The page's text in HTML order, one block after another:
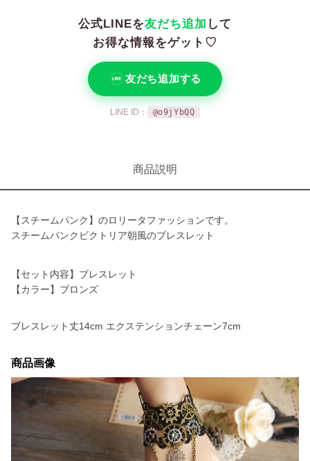
公式LINEを友だち追加 して
お得な情報をゲット♡
友だち追加する
LINE ID： @o9jYbQQ
商品説明
【スチームパンク】のロリータファッションです。
スチームパンクビクトリア朝風のブレスレット
【セット内容】ブレスレット
【カラー】ブロンズ
ブレスレット丈14cm エクステンションチェーン7cm
商品画像